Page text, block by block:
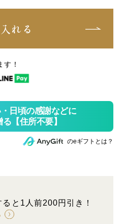
れる
！
のeギフトとは？
と1人前200円引き！